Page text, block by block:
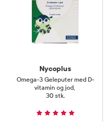
Nycoplus
Omega-3 Geleputer med D-
vitamin og jod,
30 stk.